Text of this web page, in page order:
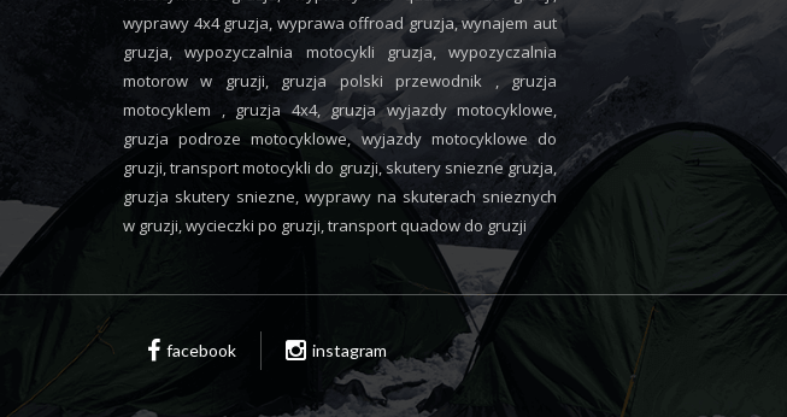
wyprawy 4x4 gruzja, wyprawa offroad gruzja, wynajem aut
gruzja, wypozyczalnia motocykli gruzja, wypozyczalnia
motorow w gruzji, gruzja polski przewodnik , gruzja
motocyklem , gruzja 4x4, gruzja wyjazdy motocyklowe,
gruzja podroze motocyklowe, wyjazdy motocyklowe do
gruzji, transport motocykli do gruzji, skutery sniezne gruzja,
gruzja skutery sniezne, wyprawy na skuterach snieznych
w gruzji, wycieczki po gruzji, transport quadow do gruzji
facebook instagram